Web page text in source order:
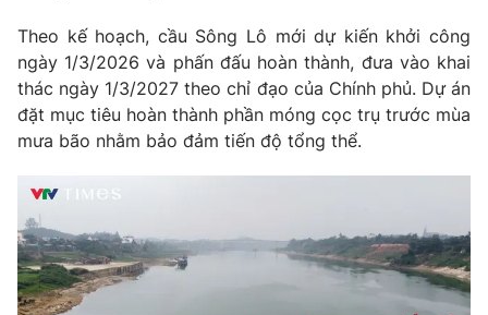
Theo kế hoạch, cầu Sông Lô mới dự kiến khởi công
ngày 1/3/2026 và phấn đấu hoàn thành, đưa vào khai
thác ngày 1/3/2027 theo chỉ đạo của Chính phủ. Dự án
đặt mục tiêu hoàn thành phần móng cọc trụ trước mùa
mưa bão nhằm bảo đảm tiến độ tổng thể.